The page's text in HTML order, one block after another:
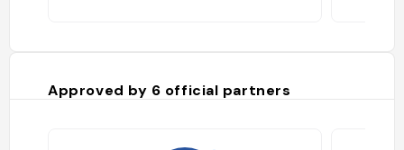
Approved by 6 official partners